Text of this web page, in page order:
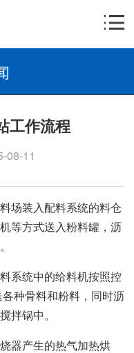
工作流程
08-11
场装入配料系统的料仓
等方式送入粉料罐，沥
系统中的给料机按照控
种骨料和粉料，同时沥
拌锅中。
器产生的热气加热烘